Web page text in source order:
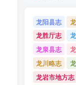
龙阳县志
龙胜厅志
龙泉县志
龙川略志
龙岩市地方志